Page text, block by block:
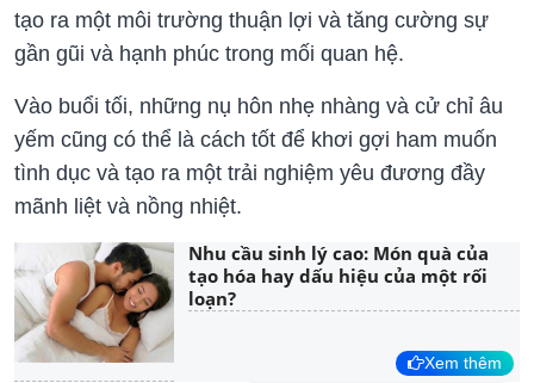
tạo ra một môi trường thuận lợi và tăng cường sự
gần gũi và hạnh phúc trong mối quan hệ.
Vào buổi tối, những nụ hôn nhẹ nhàng và cử chỉ âu
yếm cũng có thể là cách tốt để khơi gợi ham muốn
tình dục và tạo ra một trải nghiệm yêu đương đầy
mãnh liệt và nồng nhiệt.
Nhu cầu sinh lý cao: Món quà của
tạo hóa hay dấu hiệu của một rối
loạn?
Xem thêm